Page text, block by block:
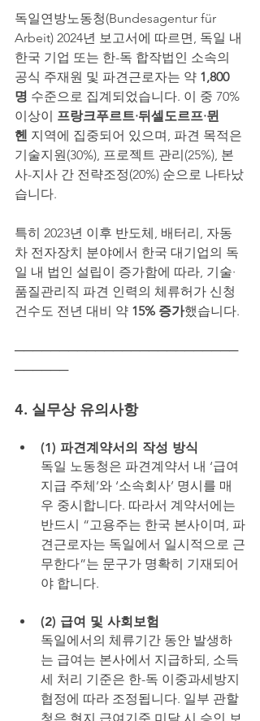
독일연방노동청(Bundesagentur für
Arbeit) 2024년 보고서에 따르면, 독일 내
한국 기업 또는 한-독 합작법인 소속의
공식 주재원 및 파견근로자는 약 1,800
명 수준으로 집계되었습니다. 이 중 70%
이상이 프랑크푸르트·뒤셀도르프·뮌
헨 지역에 집중되어 있으며, 파견 목적은
기술지원(30%), 프로젝트 관리(25%), 본
사-지사 간 전략조정(20%) 순으로 나타났
습니다.
특히 2023년 이후 반도체, 배터리, 자동
차 전자장치 분야에서 한국 대기업의 독
일 내 법인 설립이 증가함에 따라, 기술·
품질관리직 파견 인력의 체류허가 신청
건수도 전년 대비 약 15% 증가했습니다.
─────────────────────────
──────
4. 실무상 유의사항
(1) 파견계약서의 작성 방식
독일 노동청은 파견계약서 내 ‘급여
지급 주체’와 ‘소속회사’ 명시를 매
우 중시합니다. 따라서 계약서에는
반드시 “고용주는 한국 본사이며, 파
견근로자는 독일에서 일시적으로 근
무한다”는 문구가 명확히 기재되어
야 합니다.
(2) 급여 및 사회보험
독일에서의 체류기간 동안 발생하
는 급여는 본사에서 지급하되, 소득
세 처리 기준은 한-독 이중과세방지
협정에 따라 조정됩니다. 일부 관할